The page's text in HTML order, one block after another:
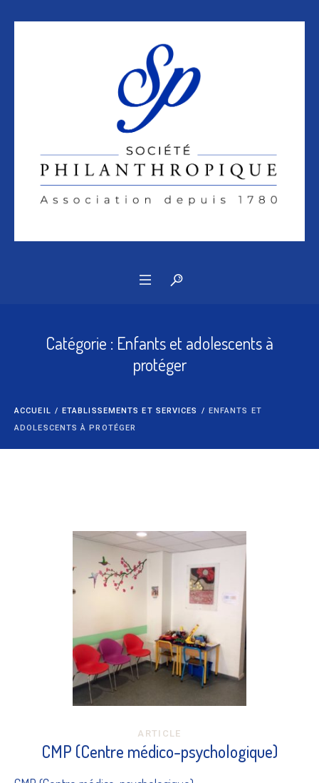
Catégorie : Enfants et adolescents à
protéger
ACCUEIL / ETABLISSEMENTS ET SERVICES / ENFANTS ET
ADOLESCENTS À PROTÉGER
ARTICLE
CMP (Centre médico-psychologique)